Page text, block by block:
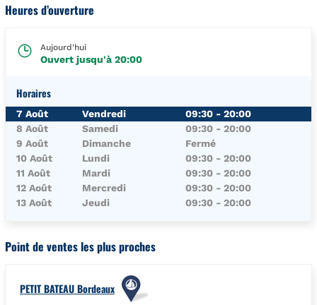
Heures d’ouverture
Aujourd'hui
Ouvert jusqu'à 20:00
Horaires
Jour de la SemaineHoraires
7 Août Vendredi 09:30 - 20:00
8 Août
Samedi 09:30 - 20:00
9 Août
Dimanche
Fermé
10 Août
Lundi 09:30 - 20:00
11 Août
Mardi 09:30 - 20:00
12 Août
Mercredi 09:30 - 20:00
13 Août
Jeudi 09:30 - 20:00
Point de ventes les plus proches
PETIT BATEAU Bordeaux